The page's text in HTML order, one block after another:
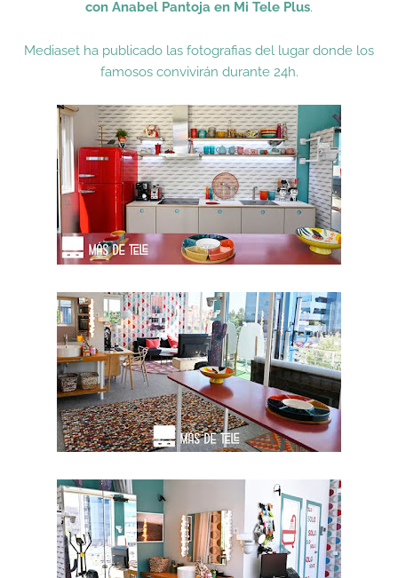
con Anabel Pantoja en Mi Tele Plus.
Mediaset ha publicado las fotografias del lugar donde los
famosos convivirán durante 24h.